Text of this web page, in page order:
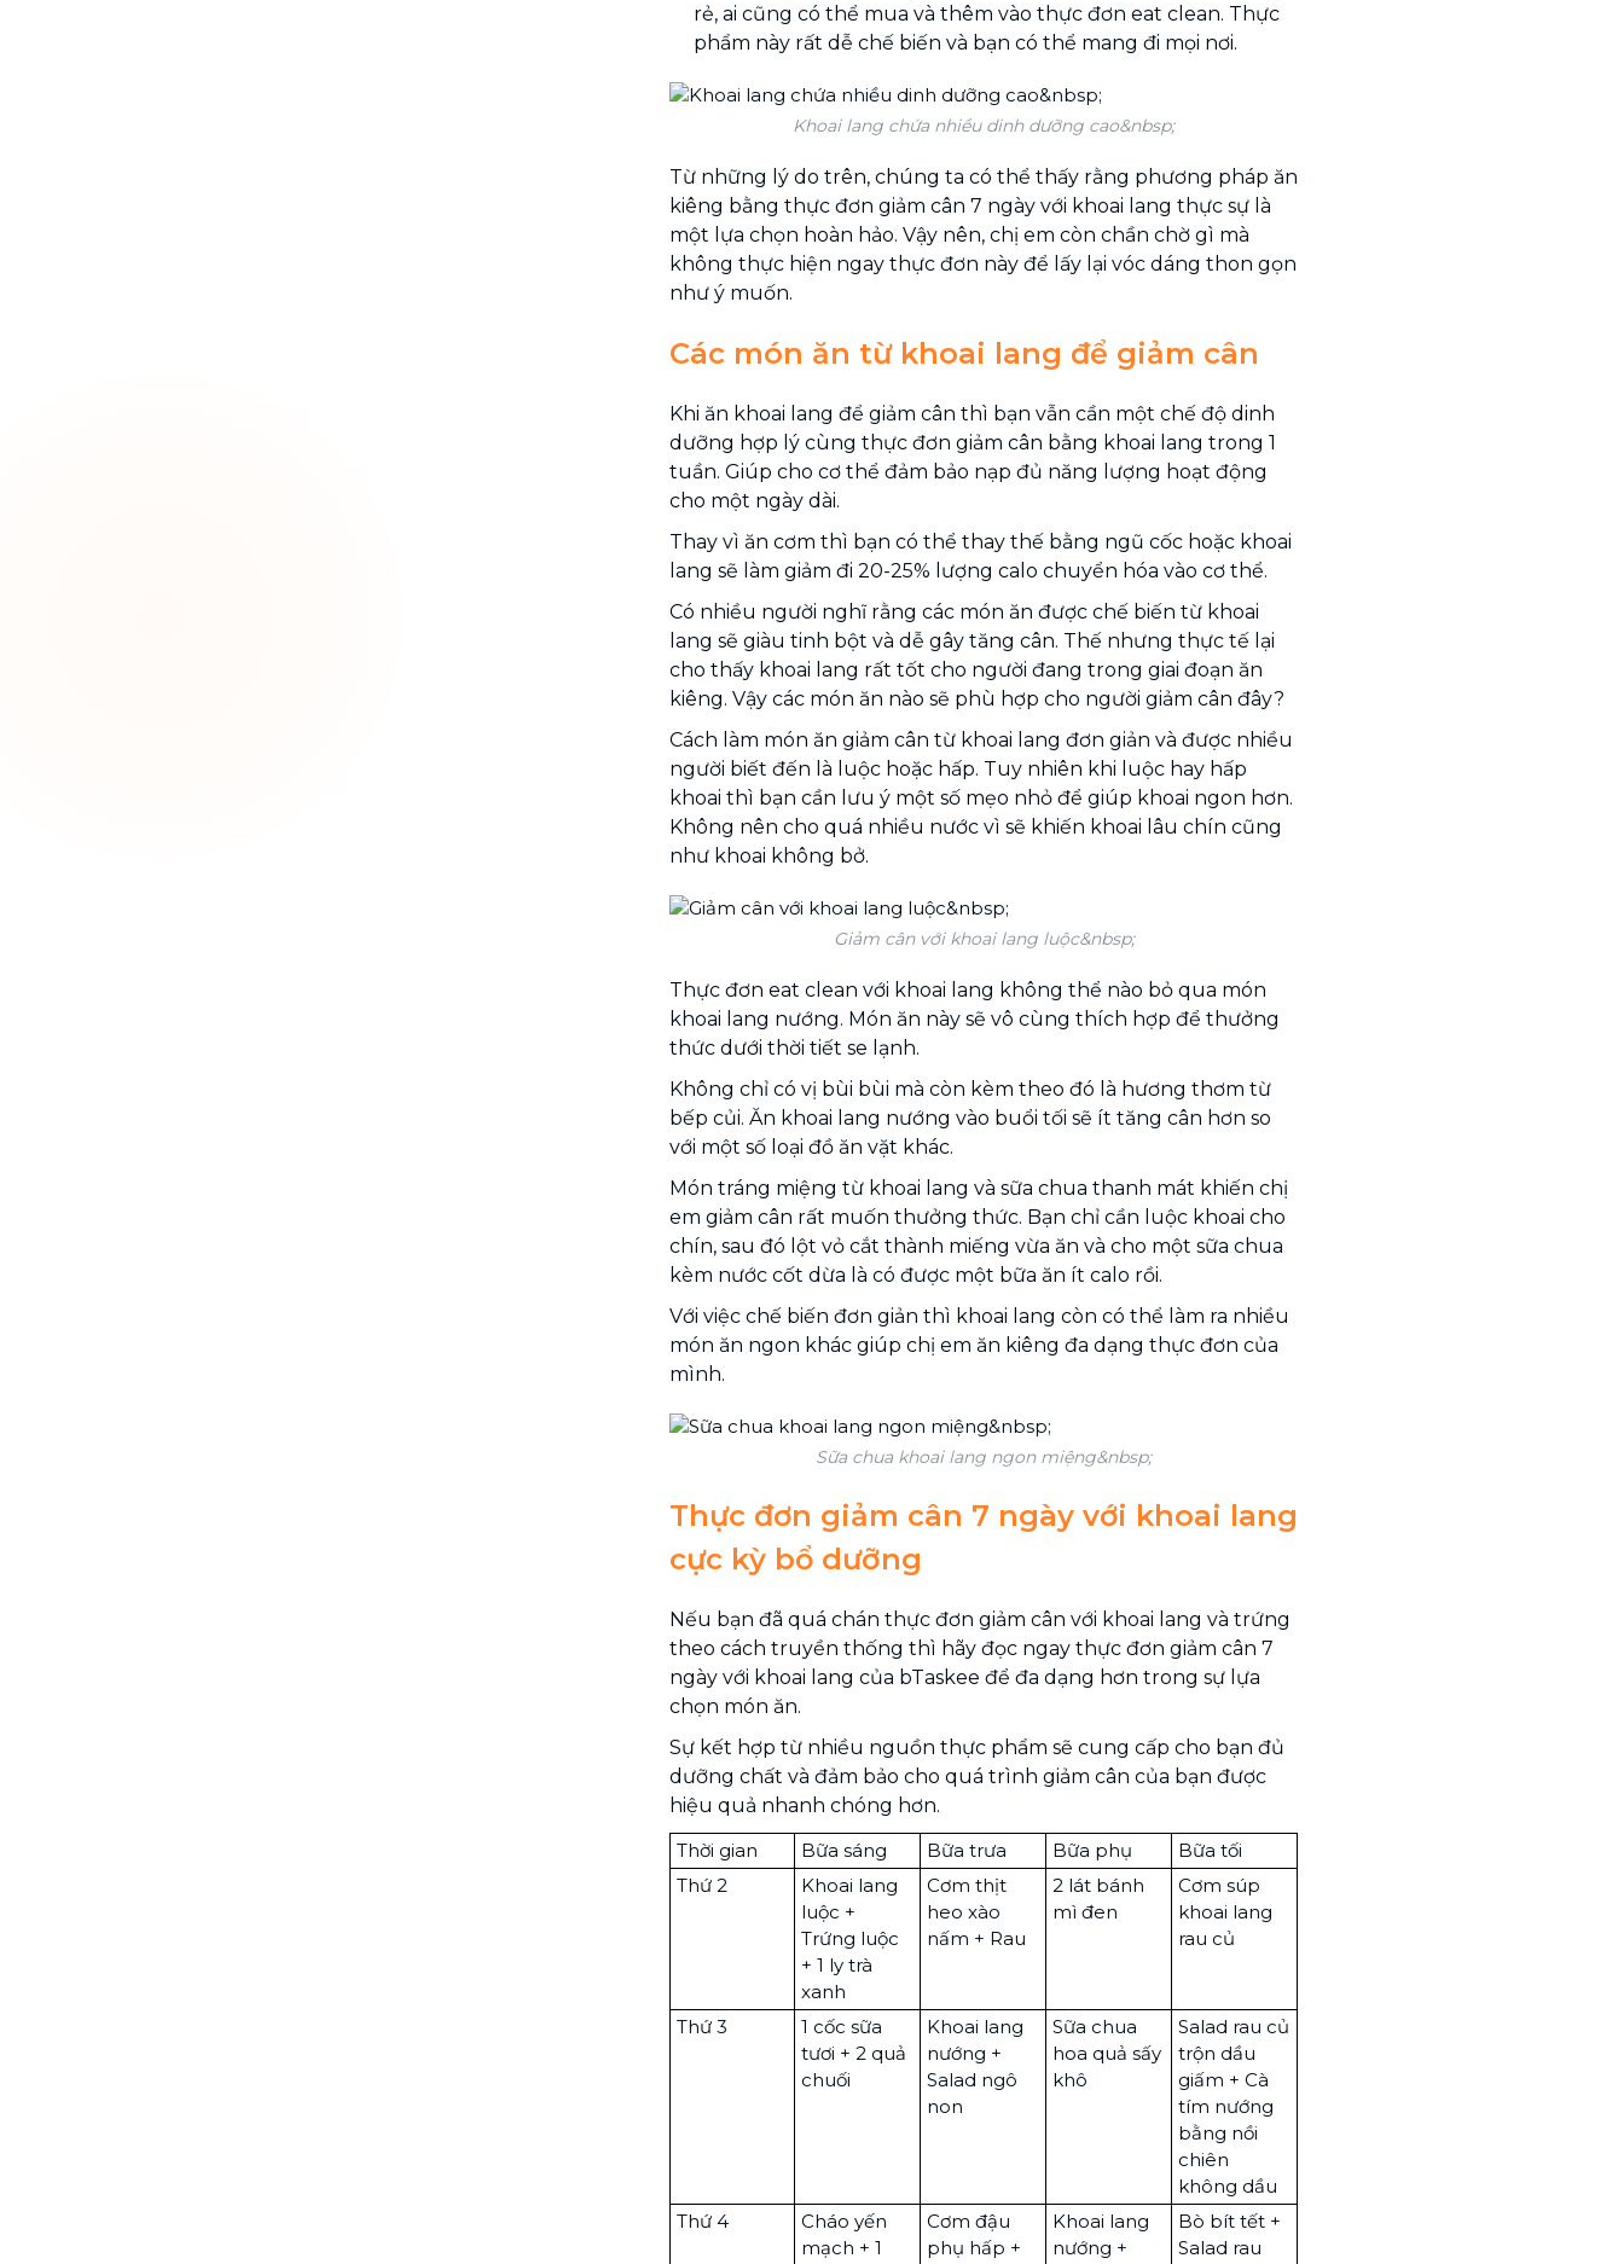
rẻ, ai cũng có thể mua và thêm vào thực đơn eat clean. Thực
phẩm này rất dễ chế biến và bạn có thể mang đi mọi nơi.
Khoai lang chứa nhiều dinh dưỡng cao&nbsp;
Từ những lý do trên, chúng ta có thể thấy rằng phương pháp ăn
kiêng bằng thực đơn giảm cân 7 ngày với khoai lang thực sự là
một lựa chọn hoàn hảo. Vậy nên, chị em còn chần chờ gì mà
không thực hiện ngay thực đơn này để lấy lại vóc dáng thon gọn
như ý muốn.
Các món ăn từ khoai lang để giảm cân
Khi ăn khoai lang để giảm cân thì bạn vẫn cần một chế độ dinh
dưỡng hợp lý cùng thực đơn giảm cân bằng khoai lang trong 1
tuần. Giúp cho cơ thể đảm bảo nạp đủ năng lượng hoạt động
cho một ngày dài.
Thay vì ăn cơm thì bạn có thể thay thế bằng ngũ cốc hoặc khoai
lang sẽ làm giảm đi 20-25% lượng calo chuyển hóa vào cơ thể.
Có nhiều người nghĩ rằng các món ăn được chế biến từ khoai
lang sẽ giàu tinh bột và dễ gây tăng cân. Thế nhưng thực tế lại
cho thấy khoai lang rất tốt cho người đang trong giai đoạn ăn
kiêng. Vậy các món ăn nào sẽ phù hợp cho người giảm cân đây?
Cách làm món ăn giảm cân từ khoai lang đơn giản và được nhiều
người biết đến là luộc hoặc hấp. Tuy nhiên khi luộc hay hấp
khoai thì bạn cần lưu ý một số mẹo nhỏ để giúp khoai ngon hơn.
Không nên cho quá nhiều nước vì sẽ khiến khoai lâu chín cũng
như khoai không bở.
Giảm cân với khoai lang luộc&nbsp;
Thực đơn eat clean với khoai lang không thể nào bỏ qua món
khoai lang nướng. Món ăn này sẽ vô cùng thích hợp để thưởng
thức dưới thời tiết se lạnh.
Không chỉ có vị bùi bùi mà còn kèm theo đó là hương thơm từ
bếp củi. Ăn khoai lang nướng vào buổi tối sẽ ít tăng cân hơn so
với một số loại đồ ăn vặt khác.
Món tráng miệng từ khoai lang và sữa chua thanh mát khiến chị
em giảm cân rất muốn thưởng thức. Bạn chỉ cần luộc khoai cho
chín, sau đó lột vỏ cắt thành miếng vừa ăn và cho một sữa chua
kèm nước cốt dừa là có được một bữa ăn ít calo rồi.
Với việc chế biến đơn giản thì khoai lang còn có thể làm ra nhiều
món ăn ngon khác giúp chị em ăn kiêng đa dạng thực đơn của
mình.
Sữa chua khoai lang ngon miệng&nbsp;
Thực đơn giảm cân 7 ngày với khoai lang
cực kỳ bổ dưỡng
Nếu bạn đã quá chán thực đơn giảm cân với khoai lang và trứng
theo cách truyền thống thì hãy đọc ngay thực đơn giảm cân 7
ngày với khoai lang của bTaskee để đa dạng hơn trong sự lựa
chọn món ăn.
Sự kết hợp từ nhiều nguồn thực phẩm sẽ cung cấp cho bạn đủ
dưỡng chất và đảm bảo cho quá trình giảm cân của bạn được
hiệu quả nhanh chóng hơn.
Thời gian
Bữa sáng Bữa trưa Bữa phụ
Bữa tối
Thứ 2
Khoai lang
luộc +
Trứng luộc
+ 1 ly trà
xanh
Cơm thịt
heo xào
nấm + Rau
2 lát bánh
mì đen
Cơm súp
khoai lang
rau củ
Thứ 3
1 cốc sữa
tươi + 2 quả
chuối
Khoai lang
nướng +
Salad ngô
non
Sữa chua
hoa quả sấy
khô
Salad rau củ
trộn dầu
giấm + Cà
tím nướng
bằng nồi
chiên
không dầu
Thứ 4
Cháo yến
mạch + 1
Cơm đậu
phụ hấp +
Khoai lang
nướng +
Bò bít tết +
Salad rau